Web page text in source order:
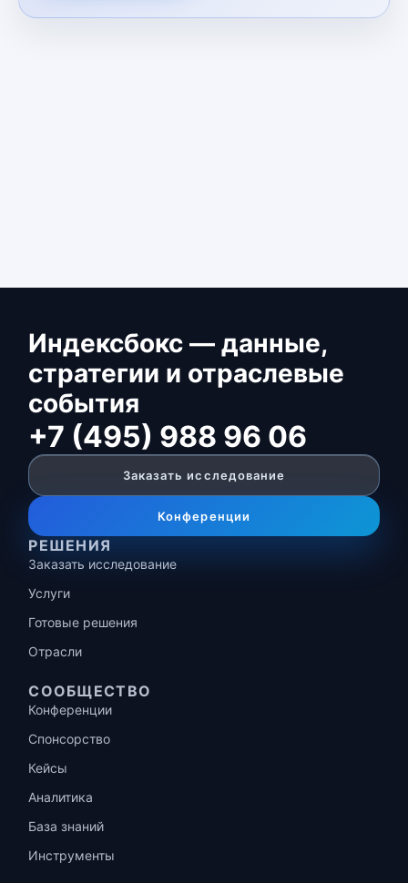
Индексбокс — данные,
стратегии и отраслевые
события
+7 (495) 988 96 06
Заказать исследование
Конференции
РЕШЕНИЯ
Заказать исследование
Услуги
Готовые решения
Отрасли
СООБЩЕСТВО
Конференции
Спонсорство
Кейсы
Аналитика
База знаний
Инструменты